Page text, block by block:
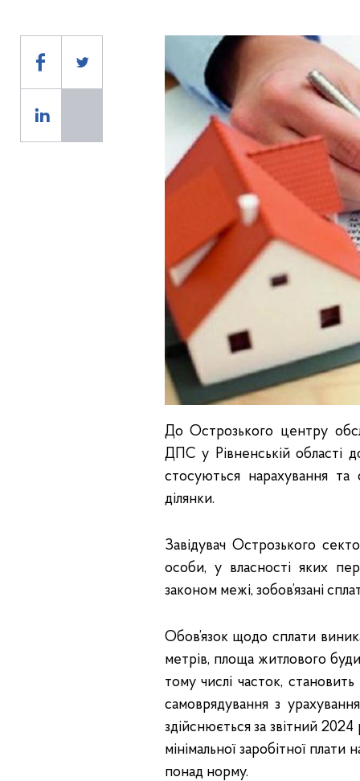
До Острозького центру
ДПС у Рівненській області
стосуються нарахування
ділянки.
Завідувач Острозького
особи, у власності яких
законом межі, зобов’язані
Обов’язок щодо сплати
метрів, площа житлового
тому числі часток,
самоврядування з
здійснюється за звітний
мінімальної заробітної
понад норму.